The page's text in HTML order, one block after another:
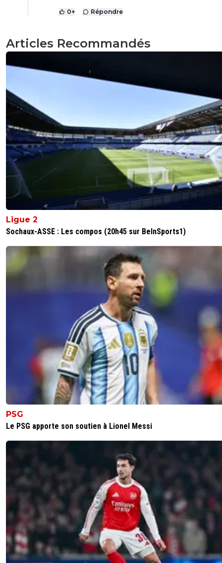
0+ Répondre
Articles Recommandés
Ligue 2
Sochaux-ASSE : Les compos (20h45 sur BeInSports1)
PSG
Le PSG apporte son soutien à Lionel Messi